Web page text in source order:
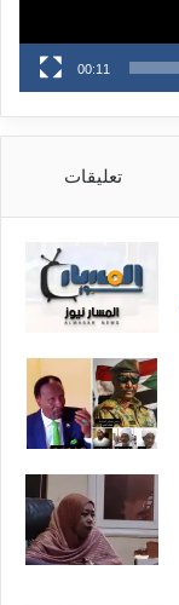
00:11
تعليقات